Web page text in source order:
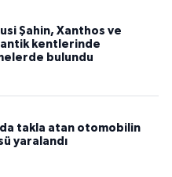
Şahin, Xanthos ve
antik kentlerinde
bulundu
takla atan otomobilin
yaralandı